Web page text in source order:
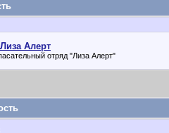
Алерт
отряд "Лиза Алерт"